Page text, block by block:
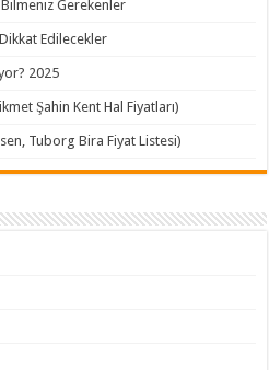
Gerekenler
Edilecekler
2025
Şahin Kent Hal Fiyatları)
Tuborg Bira Fiyat Listesi)